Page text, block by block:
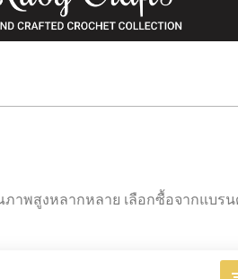
พสูงหลากหลาย เลือกซื้อจากแบ